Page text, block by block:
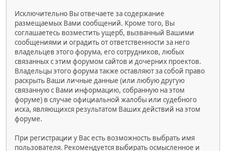
Исключительно Вы отвечаете за содержание
размещаемых Вами сообщений. Кроме того, Вы
соглашаетесь возместить ущерб, вызванный Вашими
сообщениями и оградить от ответственности за него
владельцев этого форума, его сотрудников, любых
связанных с этим форумом сайтов и дочерних проектов.
Владельцы этого форума также оставляют за собой право
раскрыть Ваши личные данные (или любую другую
связанную с Вами информацию, собранную на этом
форуме) в случае официальной жалобы или судебного
иска, являющихся результатом Ваших действий на этом
форуме.
При регистрации у Вас есть возможность выбрать имя
пользователя. Рекомендуется выбирать осмысленное и